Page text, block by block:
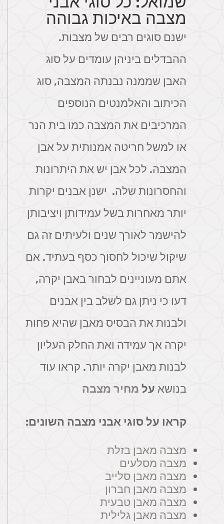
מצבה באיכות גבוהה
ישנם סוגים רבים של מצבות.
ההבדלים ביניהן עומדים על סוג
האבן שממנה נבנתה המצבה, סוג
הכיתוב והאלמנטים הנוספים
המרכיבים את המצבה כמו בית הנר
או למשל חריטה אמנותית על אבן
המצבה. לכל אבן יש את היתרונות
והחסרונות שלה. ישנן אבנים יקרות
יותר מאחרות בשל עמידותן ויציבותן
להישמר לאורך שנים ולעיתים זה גם
שיקול שיכול לחסוך כסף בעתיד. אם
אתם מעוניינים לבחור באבן יקרה,
דעו כי ניתן גם לשלב בין אבנים
ולבנות את הבסיס מאבן שהיא פחות
יקרה אך עמידה ואת החלק העליון
לבנות מאבן יקרה יותר. קראו עוד
בנושא על מחיר מצבה
קראו על סוגי אבני מצבה השונים:
מצבה מאבן בזלת
מצבה מסלעים
מצבה מאבן סלייב
מצבה מאבן חברון
מצבה מאבן טבעית
מצבה מאבן גלילית